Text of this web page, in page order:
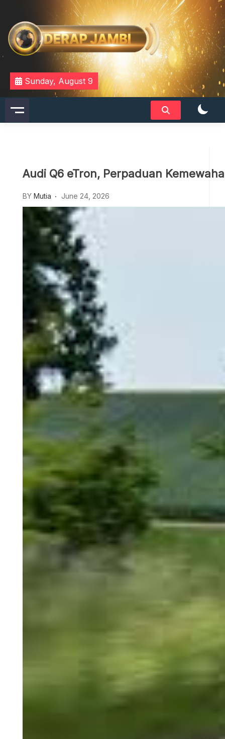
content
DERAPJAMBI
Sunday, August 9
Audi Q6 eTron, Perpaduan
BY Mutia June 24, 2026